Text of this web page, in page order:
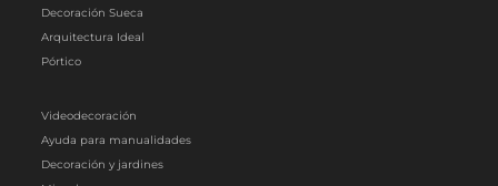
Decoración Sueca
Arquitectura Ideal
Pórtico
Videodecoración
Ayuda para manualidades
Decoración y jardines